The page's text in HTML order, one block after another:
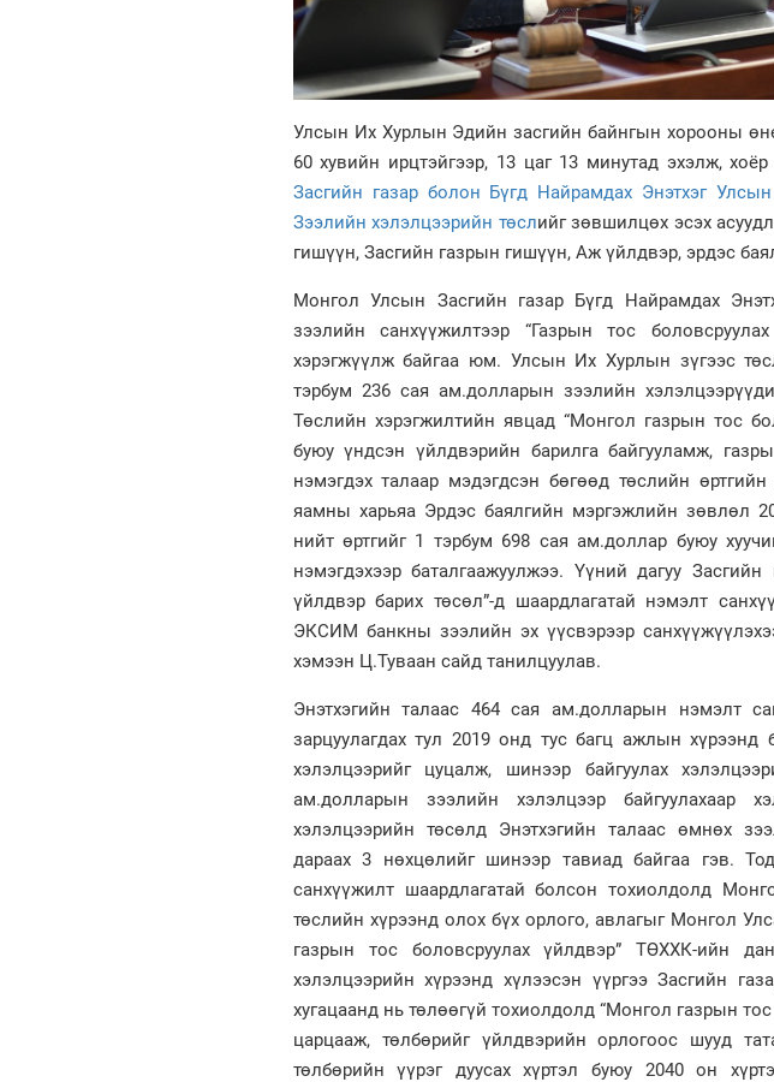
Улсын Их Хурлын Эдийн засгийн байнгын хорооны
60 хувийн ирцтэйгээр, 13 цаг 13 минутад эхэлж,
Засгийн газар болон Бүгд Найрамдах Энэтхэг
Зээлийн хэлэлцээрийн төслийг зөвшилцөх эсэх
гишүүн, Засгийн газрын гишүүн, Аж үйлдвэр, эрдэс
Монгол Улсын Засгийн газар Бүгд Найрамдах
зээлийн санхүүжилтээр “Газрын тос
хэрэгжүүлж байгаа юм. Улсын Их Хурлын зүгээс
тэрбум 236 сая ам.долларын зээлийн
Төслийн хэрэгжилтийн явцад “Монгол газрын тос
буюу үндсэн үйлдвэрийн барилга байгууламж,
нэмэгдэх талаар мэдэгдсэн бөгөөд төслийн
яамны харьяа Эрдэс баялгийн мэргэжлийн зөвлөл
нийт өртгийг 1 тэрбум 698 сая ам.доллар буюу
нэмэгдэхээр баталгаажуулжээ. Үүний дагуу
үйлдвэр барих төсөл”-д шаардлагатай нэмэлт
ЭКСИМ банкны зээлийн эх үүсвэрээр
хэмээн Ц.Туваан сайд танилцуулав.
Энэтхэгийн талаас 464 сая ам.долларын нэмэлт
зарцуулагдах тул 2019 онд тус багц ажлын
хэлэлцээрийг цуцалж, шинээр байгуулах
ам.долларын зээлийн хэлэлцээр байгуулахаар
хэлэлцээрийн төсөлд Энэтхэгийн талаас өмнөх
дараах 3 нөхцөлийг шинээр тавиад байгаа гэв.
санхүүжилт шаардлагатай болсон тохиолдолд
төслийн хүрээнд олох бүх орлого, авлагыг Монгол
газрын тос боловсруулах үйлдвэр” ТӨХХК-ийн
хэлэлцээрийн хүрээнд хүлээсэн үүргээ Засгийн
хугацаанд нь төлөөгүй тохиолдолд “Монгол газрын
царцааж, төлбөрийг үйлдвэрийн орлогоос шууд
төлбөрийн үүрэг дуусах хүртэл буюу 2040 он